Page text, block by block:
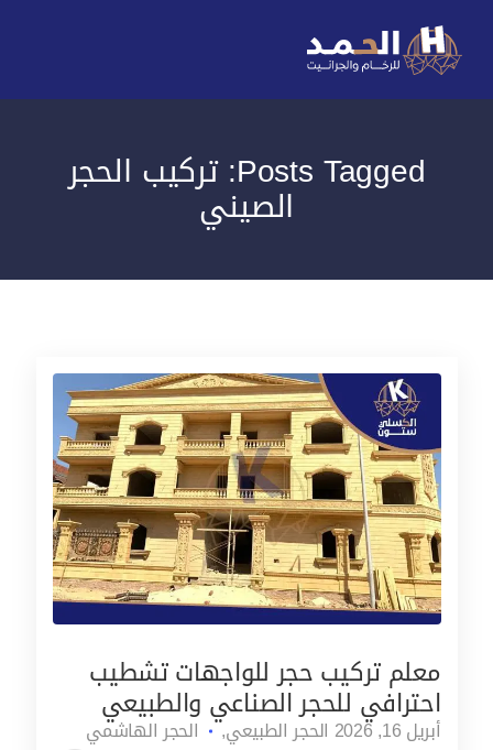
Posts Tagged: تركيب الحجر
الصيني
معلم تركيب حجر للواجهات تشطيب
احترافي للحجر الصناعي والطبيعي
أبريل 16, 2026 الحجر الطبيعي الحجر الهاشمي